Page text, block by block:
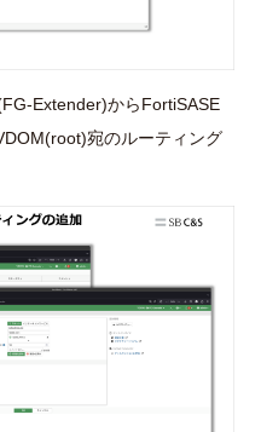
Extender)からFortiSASE
宛のルーティング